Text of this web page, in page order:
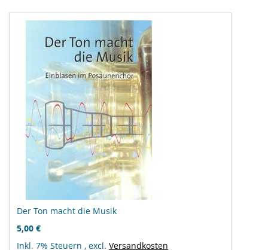
Der Ton macht die Musik
5,00 €
Inkl. 7% Steuern , excl. Versandkosten